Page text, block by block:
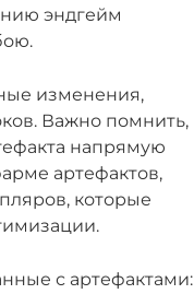
эндгейм
изменения,
Важно помнить,
напрямую
артефактов,
которые
с артефактами: